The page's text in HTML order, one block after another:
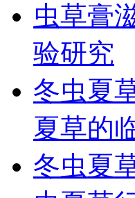
虫草膏
验研究
冬虫夏
夏草的
冬虫夏